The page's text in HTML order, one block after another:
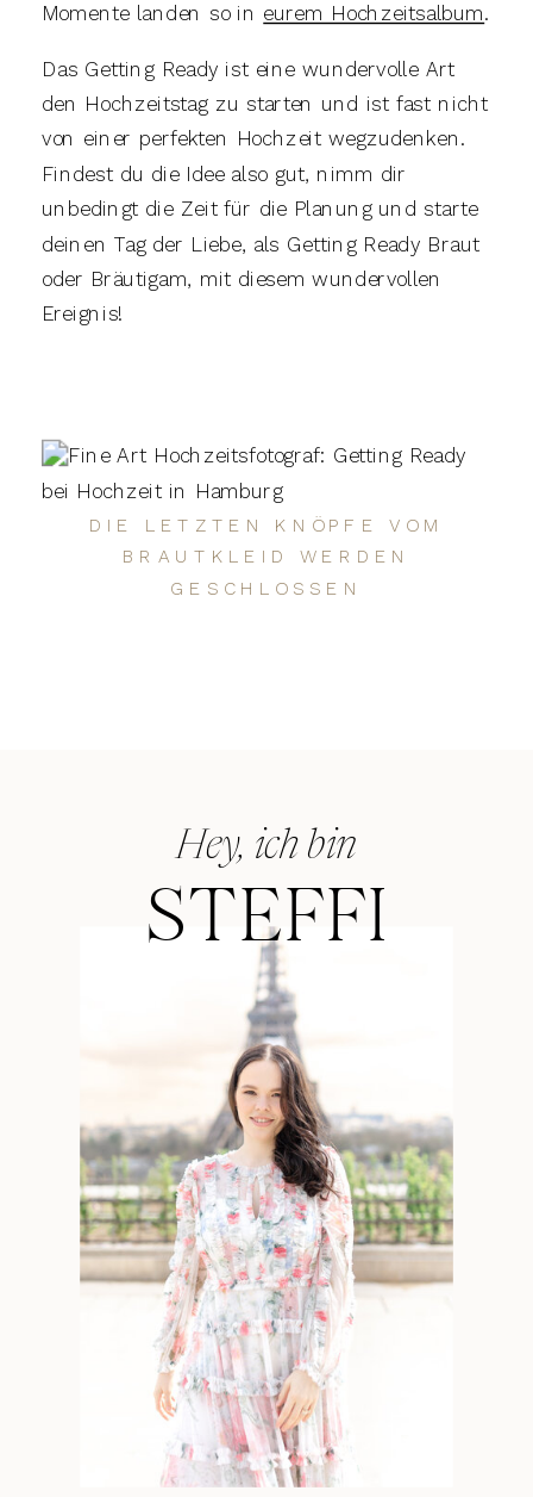
Momente landen so in eurem Hochzeitsalbum.
Das Getting Ready ist eine wundervolle Art
den Hochzeitstag zu starten und ist fast nicht
von einer perfekten Hochzeit wegzudenken.
Findest du die Idee also gut, nimm dir
unbedingt die Zeit für die Planung und starte
deinen Tag der Liebe, als Getting Ready Braut
oder Bräutigam, mit diesem wundervollen
Ereignis!
DIE LETZTEN KNÖPFE VOM
BRAUTKLEID WERDEN
GESCHLOSSEN
STEFFI
Hey, ich bin